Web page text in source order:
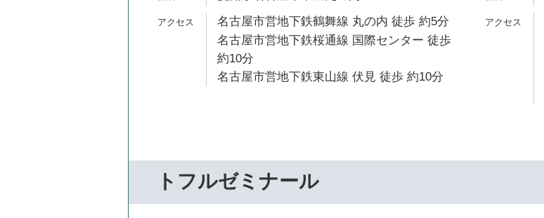
名古屋市営地下鉄鶴舞線 丸の内 徒歩 約5分
名古屋市営地下鉄桜通線 国際センター 徒歩
約10分
名古屋市営地下鉄東山線 伏見 徒歩 約10分
トフルゼミナール